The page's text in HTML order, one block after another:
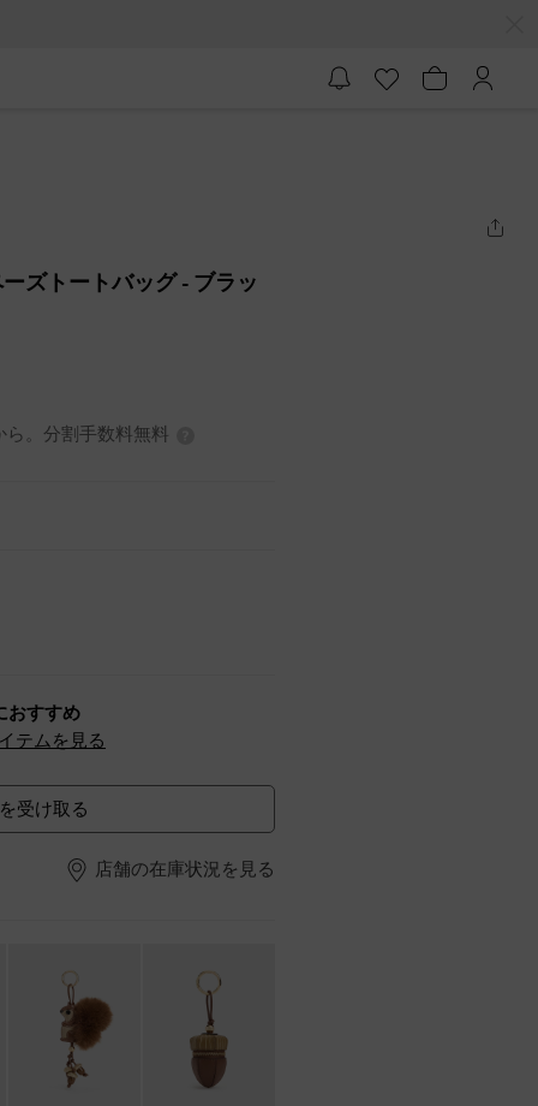
ズトートバッグ- ブラッ
。分割手数料無料
おすすめ
テムを見る
受け取る
店舗の在庫状況を見る